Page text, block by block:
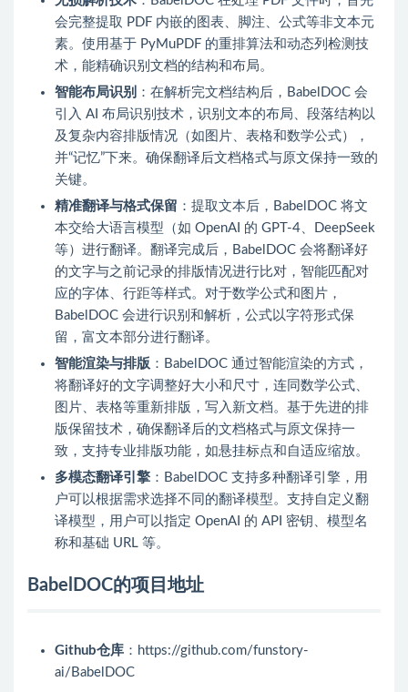
会完整提取 PDF 内嵌的图表、脚注、公式等非文本元
素。使用基于 PyMuPDF 的重排算法和动态列检测技
术，能精确识别文档的结构和布局。
智能布局识别 ：在解析完文档结构后，BabelDOC 会
引入 AI 布局识别技术，识别文本的布局、段落结构以
及复杂内容排版情况（如图片、表格和数学公式），
并“记忆”下来。确保翻译后文档格式与原文保持一致的
关键。
精准翻译与格式保留 ：提取文本后，BabelDOC 将文
本交给大语言模型（如 OpenAI 的 GPT-4、DeepSeek
等）进行翻译。翻译完成后，BabelDOC 会将翻译好
的文字与之前记录的排版情况进行比对，智能匹配对
应的字体、行距等样式。对于数学公式和图片，
BabelDOC 会进行识别和解析，公式以字符形式保
留，富文本部分进行翻译。
智能渲染与排版 ：BabelDOC 通过智能渲染的方式，
将翻译好的文字调整好大小和尺寸，连同数学公式、
图片、表格等重新排版，写入新文档。基于先进的排
版保留技术，确保翻译后的文档格式与原文保持一
致，支持专业排版功能，如悬挂标点和自适应缩放。
多模态翻译引擎 ：BabelDOC 支持多种翻译引擎，用
户可以根据需求选择不同的翻译模型。支持自定义翻
译模型，用户可以指定 OpenAI 的 API 密钥、模型名
称和基础 URL 等。
BabelDOC的项目地址
Github仓库 ：https://github.com/funstory-
ai/BabelDOC